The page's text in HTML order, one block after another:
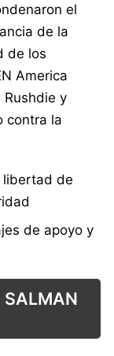
el
de la
de los
America
y
contra la
libertad de
de apoyo y
SALMAN